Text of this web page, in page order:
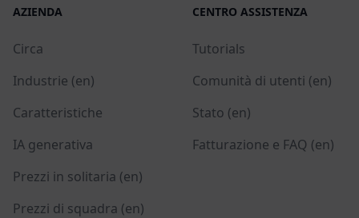
AZIENDA
Circa
Industrie (en)
Caratteristiche
IA generativa
Prezzi in solitaria (en)
Prezzi di squadra (en)
CENTRO ASSISTENZA
Tutorials
Comunità di utenti (en)
Stato (en)
Fatturazione e FAQ (en)